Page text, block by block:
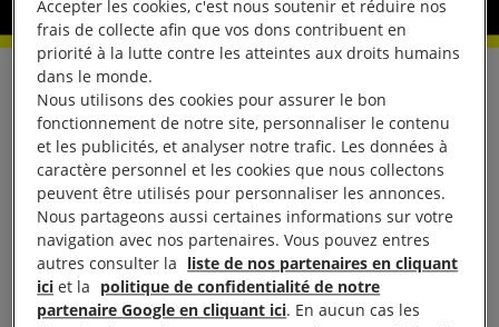
Le président américain Barack Obama doit se placer
du bon côté de l’histoire et accorder la grâce au
lanceur d’alerte Edward Snowden, qui encourt des
dizaines d’années de prison pour avoir pris position
en faveur des droits humains, ont déclaré Amnesty
International, l’Union américaine pour les libertés
publiques (ACLU), Human Rights Watch et une
kyrielle d’organisations et de particuliers qui lancent
Accepter les cookies, c'est nous soutenir et réduire nos
frais de collecte afin que vos dons contribuent en
priorité à la lutte contre les atteintes aux droits humains
dans le monde.
Nous utilisons des cookies pour assurer le bon
fonctionnement de notre site, personnaliser le contenu
et les publicités, et analyser notre trafic. Les données à
caractère personnel et les cookies que nous collectons
peuvent être utilisés pour personnaliser les annonces.
Nous partageons aussi certaines informations sur votre
navigation avec nos partenaires. Vous pouvez entres
autres consulter la liste de nos partenaires en cliquant
ici et la politique de confidentialité de notre
partenaire Google en cliquant ici. En aucun cas les